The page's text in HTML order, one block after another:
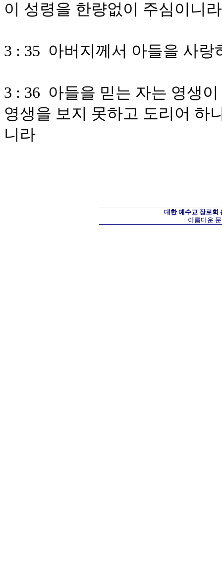
이 성령을 한량없이 주심이니라
3 : 35 아버지께서 아들을 사
3 : 36 아들을 믿는 자는 영생
영생을 보지 못하고 도리어 하
니라
대한 예수교 장로회
아름다운